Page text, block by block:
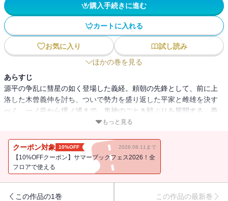
購入手続きに進む
カートに入れる
お気に入り
試し読み
ほかの巻を見る
あらすじ
源平の争乱に彗星の如く登場した義経。頼朝の先鋒として、前に上
洛した木曾義仲を討ち、ついで勢力を盛り返した平家と雌雄を決す
べく、一ノ谷から壇ノ浦まで、鬼神のごとき戦ぶりを展開する。義
経の前に武運尽き、ついに滅亡の秋（とき）を迎えた平家。しかし
讐を超えた千古不易の思想が秘められていた。著者渾身の大作、
堂々完結。
もっと見る
クーポン対象 10%OFF 2026.08.11まで
【10%OFFクーポン】サマーブックフェス2026！全
フロアで使える
この作品の1巻 この作品の最新巻